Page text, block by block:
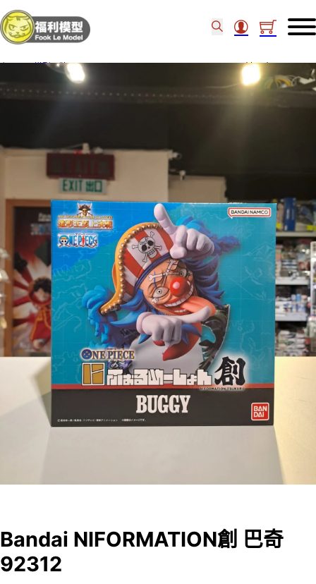
模型品牌 / Bandai Figure Bandai NIFORMATION創 巴奇 92312
Bandai NIFORMATION創 巴奇
92312